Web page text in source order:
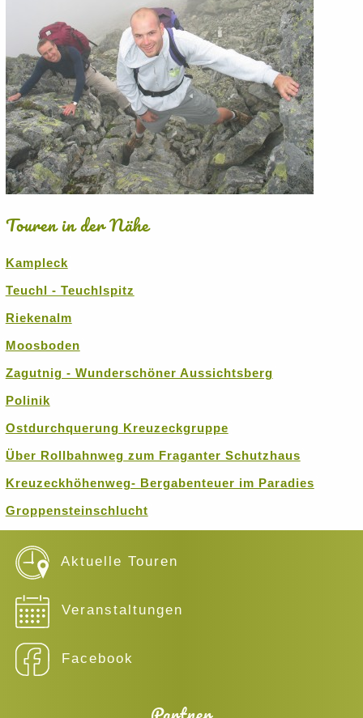
Touren in der Nähe
Kampleck
Teuchl - Teuchlspitz
Riekenalm
Moosboden
Zagutnig - Wunderschöner Aussichtsberg
Polinik
Ostdurchquerung Kreuzeckgruppe
Über Rollbahnweg zum Fraganter Schutzhaus
Kreuzeckhöhenweg- Bergabenteuer im Paradies
Groppensteinschlucht
Aktuelle Touren
Veranstaltungen
Facebook